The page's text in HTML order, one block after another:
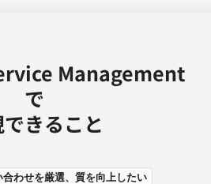
Management
で
きること
わせを厳選、質を向上したい